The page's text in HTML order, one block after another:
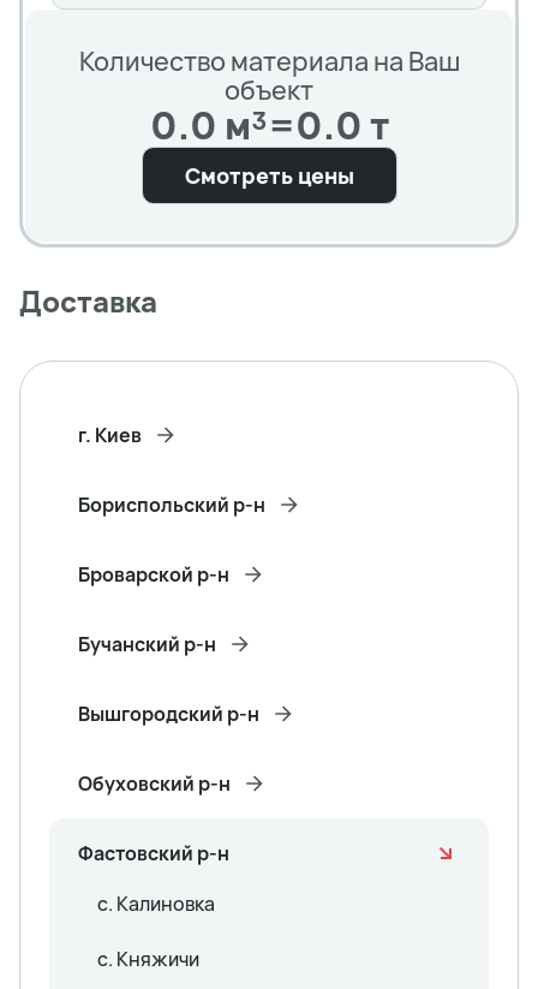
Количество материала на Ваш
объект
0.0 м³=0.0 т
Смотреть цены
Доставка
г. Киев
Бориспольский р-н
Броварской р-н
Бучанский р-н
Вышгородский р-н
Обуховский р-н
Фастовский р-н
с. Калиновка
с. Княжичи